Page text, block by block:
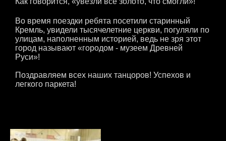
Во время поездки ребята посетили старинный
Кремль, увидели тысячелетние церкви, погуляли по
улицам, наполненным историей, ведь не зря этот
город называют «городом - музеем Древней
Руси»!
Поздравляем всех наших танцоров! Успехов и
легкого паркета!